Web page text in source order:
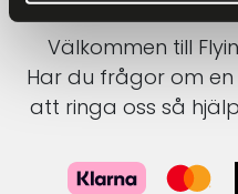
Välkommen till
Har du frågor om
att ringa oss så